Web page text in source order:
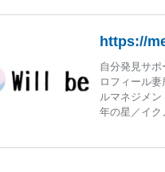
https://
自分発見サ
ロフィール
ルマネジメ
年の星／イク